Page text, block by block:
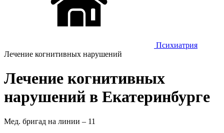
Психиатрия
Лечение когнитивных нарушений
Лечение когнитивных
нарушений в Екатеринбурге
Мед. бригад на линии – 11